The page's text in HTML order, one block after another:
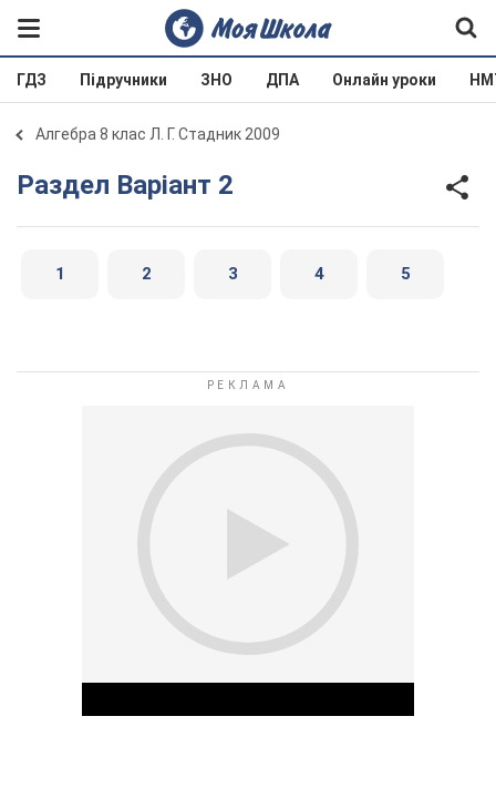
ГДЗ Підручники ЗНО ДПА Онлайн уроки
Алгебра 8 клас Л. Г. Стадник 2009
Раздел Варіант 2
1 2 3 4 5